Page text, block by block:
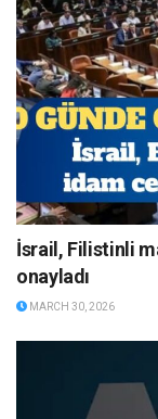
İsrail, Filistinli
onayladı
MARCH 30, 2026